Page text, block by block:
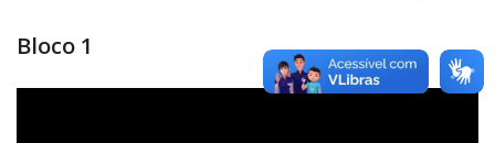
Bloco 1